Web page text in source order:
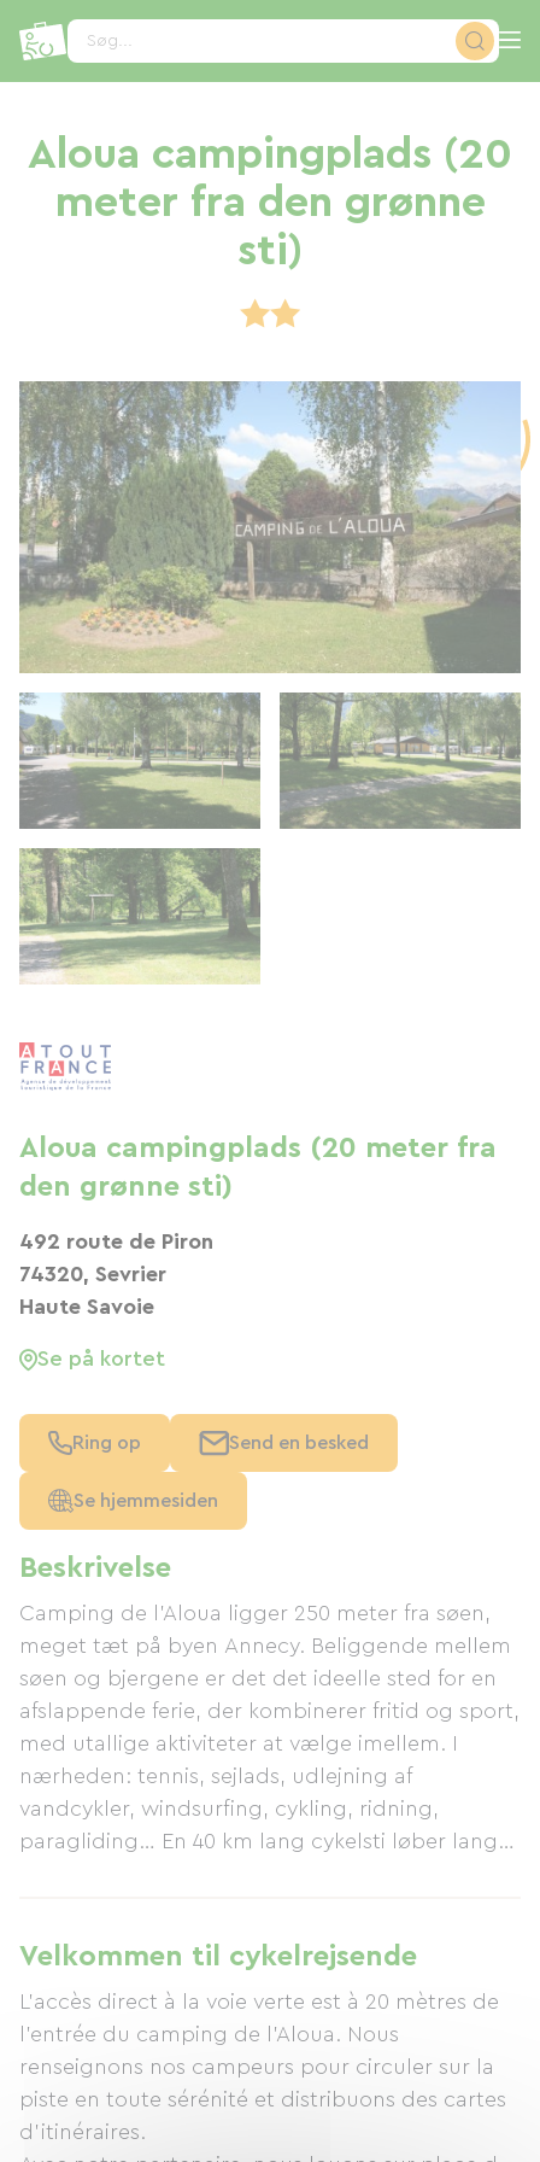
Søg...
Aloua campingplads (20
meter fra den grønne
sti)
Beskrivelse
Camping de l'Aloua ligger 250 meter fra søen,
meget tæt på byen Annecy. Beliggende mellem
søen og bjergene er det det ideelle sted for en
afslappende ferie, der kombinerer fritid og sport,
med utallige aktiviteter at vælge imellem. I
nærheden: tennis, sejlads, udlejning af
vandcykler, windsurfing, cykling, ridning,
paragliding… En 40 km lang cykelsti løber langs
nævne turistattraktionerne i byerne Sevrier og
Annecy. På campingpladsen: volleyballbane,
fodboldbane, petanquebane, indendørs rum
med tv, videospil, billard, Wi-Fi i baren,
legeplads og forskellige aktiviteter for alle aldre
(temaaftener, dans, karaoke osv.). Se billeder.
Faciliteter inkluderer: vaskemaskine,
Velkommen til cykelrejsende
L'accès direct à la voie verte est à 20 mètres de
l'entrée du camping de l'Aloua. Nous
renseignons nos campeurs pour circuler sur la
piste en toute sérénité et distribuons des cartes
d'itinéraires.
Aloua campingplads (20 meter fra
den grønne sti)
492 route de Piron
74320, Sevrier
Haute Savoie
Se på kortet
Ring op Send en besked
Se hjemmesiden
CCookie-styringspanel